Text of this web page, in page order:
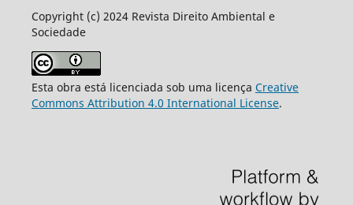
Copyright (c) 2024 Revista Direito Ambiental e
Sociedade
Esta obra está licenciada sob uma licença Creative
Commons Attribution 4.0 International License.